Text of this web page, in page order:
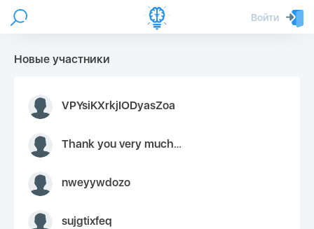
Войти
Новые участники
VPYsiKXrkjIODyasZoa
Thank you very much for your inquiry We appreciate you 9126052 https://youtube.com faceapple !
nweyywdozo
sujgtixfeq